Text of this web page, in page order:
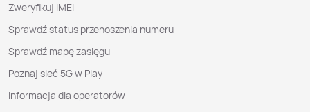
Zweryfikuj IMEI
Sprawdź status przenoszenia numeru
Sprawdź mapę zasięgu
Poznaj sieć 5G w Play
Informacja dla operatorów